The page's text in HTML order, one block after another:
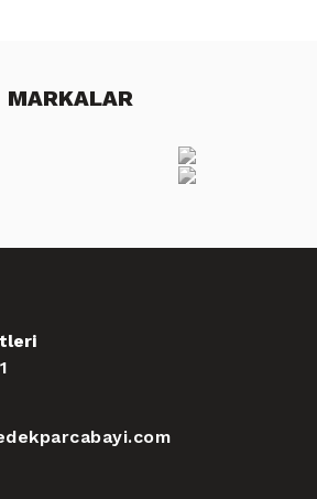
MARKALAR